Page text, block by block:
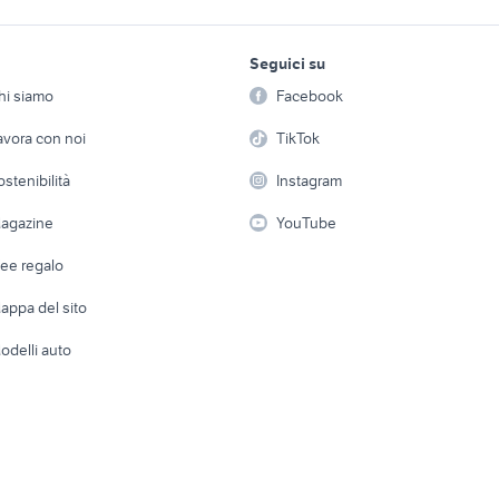
citroen torino scavolini torino
monolocale ostia
afragola monolocale cervia mobili usati torino
case in affitto pompei case in vendita
affitto a 200 euro siderno
siamo
con noi
regalo
del sito
auto
Seguici su
Facebook
TikTok
Instagram
YouTube